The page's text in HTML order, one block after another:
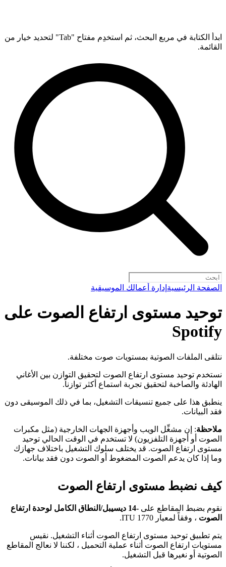
ابدأ الكتابة في مربع البحث، ثم استخدِم مفتاح "Tab" لتحديد خيار من
القائمة.
الصفحة الرئيسية إدارة أعمالك الموسيقية
توحيد مستوى ارتفاع الصوت على
Spotify
نتلقى الملفات الصوتية بمستويات صوت مختلفة.
نستخدم توحيد مستوى ارتفاع الصوت لتحقيق التوازن بين الأغاني
الهادئة والصاخبة لتحقيق تجربة استماع أكثر توازناً.
ينطبق هذا على جميع تنسيقات التشغيل، بما في ذلك الموسيقى دون
فقد البيانات.
ملاحظة: إن مشغِّل الويب وأجهزة الجهات الخارجية (مثل مكبرات
الصوت أو أجهزة التلفزيون) لا تستخدم في الوقت الحالي توحيد
مستوى ارتفاع الصوت. قد يختلف سلوك التشغيل باختلاف جهازك
وما إذا كان يدعم الصوت المضغوط أو الصوت دون فقد بيانات.
كيف نضبط مستوى ارتفاع الصوت
نقوم بضبط المقاطع على
-14 ديسيبل/النطاق الكامل لوحدة ارتفاع
الصوت ، وفقاً لمعيار ITU 1770.
يتم تطبيق توحيد مستوى ارتفاع الصوت أثناء التشغيل. نقيس
مستويات ارتفاع الصوت أثناء عملية التحميل ، لكننا لا نعالج المقاطع
الصوتية أو نغيرها قبل التشغيل.